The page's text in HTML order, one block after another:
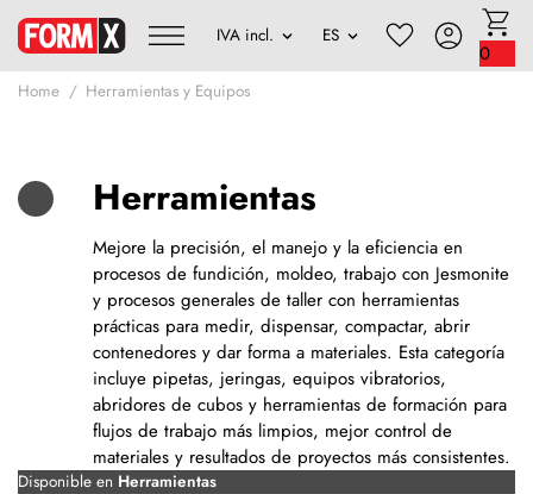
0
Home Herramientas y Equipos
Herramientas
Mejore la precisión, el manejo y la eficiencia en
procesos de fundición, moldeo, trabajo con Jesmonite
y procesos generales de taller con herramientas
prácticas para medir, dispensar, compactar, abrir
contenedores y dar forma a materiales. Esta categoría
incluye pipetas, jeringas, equipos vibratorios,
abridores de cubos y herramientas de formación para
flujos de trabajo más limpios, mejor control de
materiales y resultados de proyectos más consistentes.
Disponible en Herramientas